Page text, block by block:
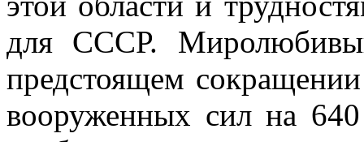
для СССР.
предстоящем
вооруженных сил на 640